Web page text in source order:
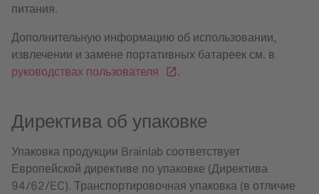
питания.
Дополнительную информацию об использовании,
извлечении и замене портативных батареек см. в
руководствах пользователя
.
Директива об упаковке
Упаковка продукции Brainlab соответствует
Европейской директиве по упаковке (Директива
94/62/EC). Транспортировочная упаковка (в отличие